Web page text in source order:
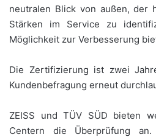
neutralen Blick von außen, der
Stärken im Service zu
Möglichkeit zur Verbesserung
Die Zertifizierung ist zwei
Kundenbefragung erneut
ZEISS und TÜV SÜD bieten
Centern die Überprüfung